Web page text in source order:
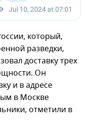
который,
разведки,
доставку трех
Он
и в адресе
в Москве
отметили в